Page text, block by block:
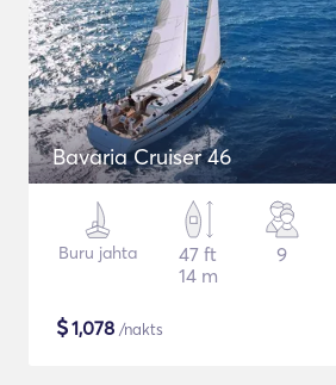
Bavaria Cruiser 46
Buru jahta
47 ft
14 m
9
$1,078 /nakts